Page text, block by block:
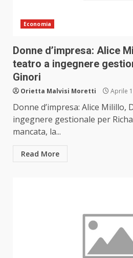
Economia
Donne d’impresa: Alice
teatro a ingegnere
Ginori
Orietta Malvisi Moretti Aprile
Donne d’impresa: Alice Milillo,
ingegnere gestionale per
mancata, la...
Read More